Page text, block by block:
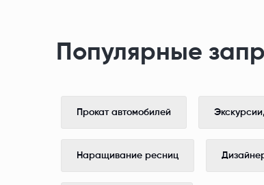
Популярные
Прокат автомобилей
Наращивание ресниц